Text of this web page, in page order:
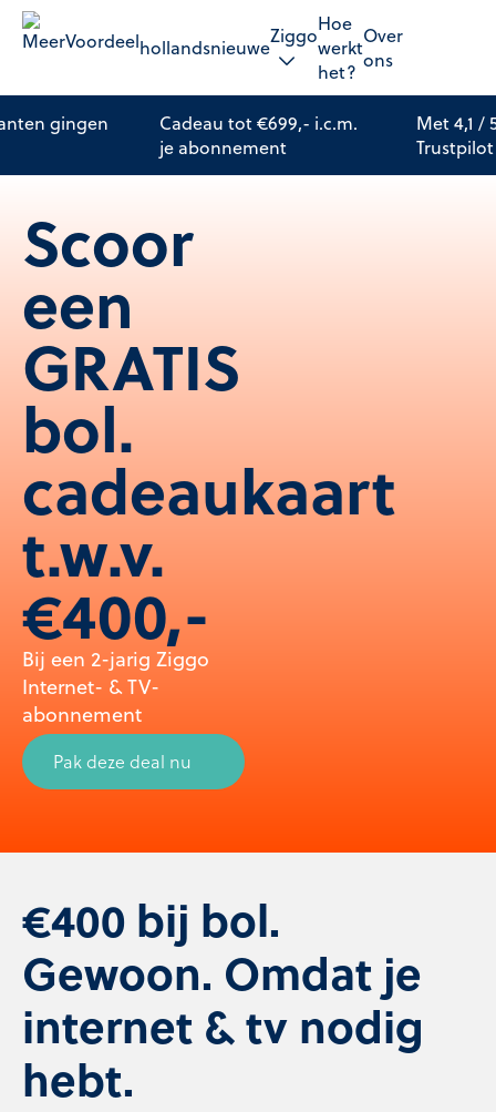
hollandsnieuweZiggoHoe
werkt
het?
Over
ons
gingen
Cadeau tot €699,- i.c.m.
je abonnement
Met 4,1 /
Trustpilot
Scoor
een
GRATIS
bol.
cadeaukaart
t.w.v.
€400,-
Bij een 2-jarig Ziggo
Internet- & TV-
abonnement
Pak deze deal nu
€400 bij bol.
Gewoon. Omdat je
internet & tv nodig
hebt.